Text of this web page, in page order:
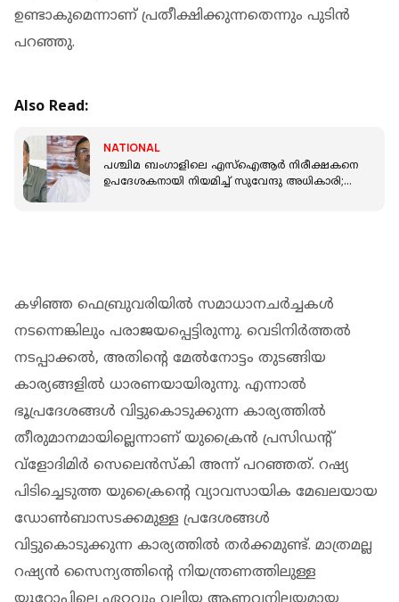
ഉണ്ടാകുമെന്നാണ് പ്രതീക്ഷിക്കുന്നതെന്നും പുടിന്‍
പറഞ്ഞു.
Also Read:
NATIONAL
പശ്ചിമ ബംഗാളിലെ എസ്‌ഐആര്‍ നിരീക്ഷകനെ
ഉപദേശകനായി നിയമിച്ച് സുവേന്ദു അധികാരി;
കഴിഞ്ഞ ഫെബ്രുവരിയില്‍ സമാധാനചര്‍ച്ചകള്‍
നടന്നെങ്കിലും പരാജയപ്പെട്ടിരുന്നു. വെടിനിര്‍ത്തല്‍
നടപ്പാക്കല്‍, അതിന്റെ മേല്‍നോട്ടം തുടങ്ങിയ
കാര്യങ്ങളില്‍ ധാരണയായിരുന്നു. എന്നാല്‍
ഭൂപ്രദേശങ്ങള്‍ വിട്ടുകൊടുക്കുന്ന കാര്യത്തില്‍
തീരുമാനമായില്ലെന്നാണ് യുക്രൈന്‍ പ്രസിഡന്റ്
വ്‌ളോദിമിര്‍ സെലെന്‍സ്‌കി അന്ന് പറഞ്ഞത്. റഷ്യ
പിടിച്ചെടുത്ത യുക്രൈന്റെ വ്യാവസായിക മേഖലയായ
ഡോണ്‍ബാസടക്കമുള്ള പ്രദേശങ്ങള്‍
വിട്ടുകൊടുക്കുന്ന കാര്യത്തില്‍ തര്‍ക്കമുണ്ട്. മാത്രമല്ല
റഷ്യന്‍ സൈന്യത്തിന്റെ നിയന്ത്രണത്തിലുള്ള